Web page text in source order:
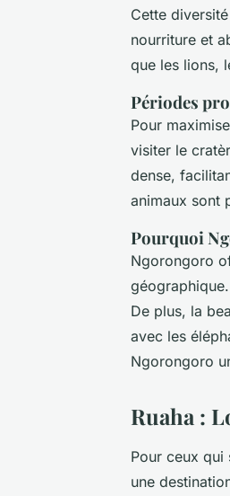
Cette
nourriture et
que les lions,
Périodes
Pour
visiter le
dense,
animaux sont
Pourquoi
Ngorongoro
De plus, la
avec les
Ngorongoro
Ruaha :
Pour ceux qui
une